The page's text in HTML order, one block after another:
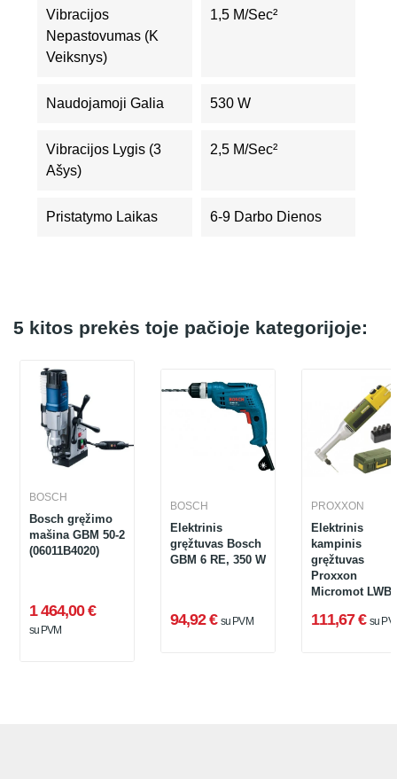
Vibracijos
Nepastovumas (K
Veiksnys)
1,5 M/sec²
Naudojamoji Galia 530 W
Vibracijos Lygis (3
Ašys)
2,5 M/sec²
Pristatymo Laikas 6-9 Darbo Dienos
5 kitos prekės toje pačioje kategorijoje:
BOSCH
Bosch gręžimo
mašina GBM 50-2
(06011B4020)
1 464,00 €
su PVM
BOSCH
Elektrinis
gręžtuvas Bosch
GBM 6 RE, 350 W
94,92 € su PVM
PROXXON
Elektrinis
kampinis
gręžtuvas
Proxxon
Micromot
111,67 € su